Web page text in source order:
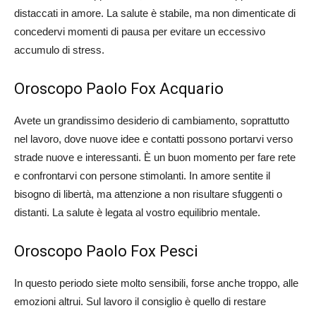
distaccati in amore. La salute è stabile, ma non dimenticate di
concedervi momenti di pausa per evitare un eccessivo
accumulo di stress.
Oroscopo Paolo Fox Acquario
Avete un grandissimo desiderio di cambiamento, soprattutto
nel lavoro, dove nuove idee e contatti possono portarvi verso
strade nuove e interessanti. È un buon momento per fare rete
e confrontarvi con persone stimolanti. In amore sentite il
bisogno di libertà, ma attenzione a non risultare sfuggenti o
distanti. La salute è legata al vostro equilibrio mentale.
Oroscopo Paolo Fox Pesci
In questo periodo siete molto sensibili, forse anche troppo, alle
emozioni altrui. Sul lavoro il consiglio è quello di restare